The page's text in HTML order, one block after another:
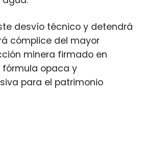
desvío técnico y detendrá
cómplice del mayor
minera firmado en
opaca y
para el patrimonio